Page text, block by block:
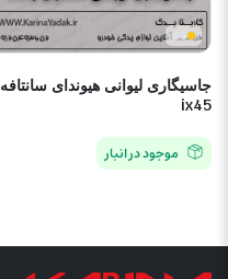
جاسیگاری لیوانی هیوندای سانتافه
ix45
موجود در انبار